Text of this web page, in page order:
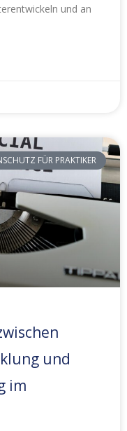
und an
FÜR PRAKTIKER
und
im